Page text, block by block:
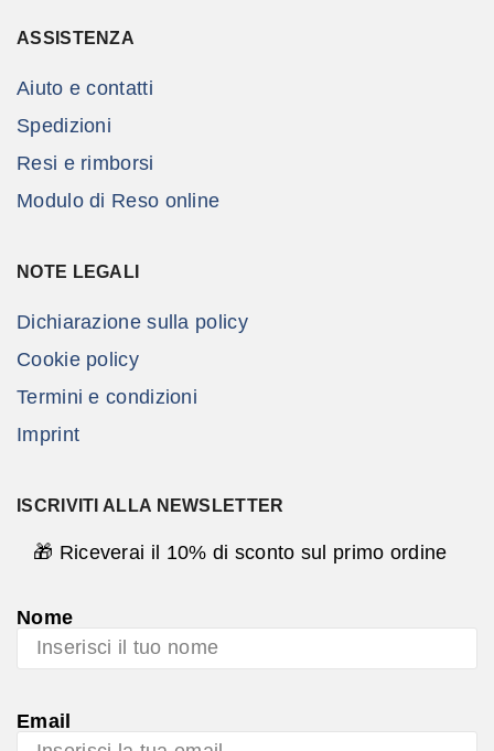
ASSISTENZA
Aiuto e contatti
Spedizioni
Resi e rimborsi
Modulo di Reso online
NOTE LEGALI
Dichiarazione sulla policy
Cookie policy
Termini e condizioni
Imprint
ISCRIVITI ALLA NEWSLETTER
🎁 Riceverai il 10% di sconto sul primo ordine
Nome
Email